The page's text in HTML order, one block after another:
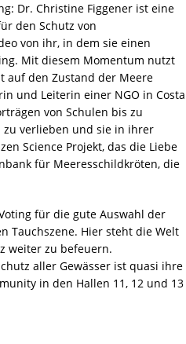
Dr. Christine Figgener ist eine
den Schutz von
von ihr, in dem sie einen
Mit diesem Momentum nutzt
auf den Zustand der Meere
und Leiterin einer NGO in Costa
von Schulen bis zu
verlieben und sie in ihrer
Science Projekt, das die Liebe
für Meeresschildkröten, die
für die gute Auswahl der
Tauchszene. Hier steht die Welt
weiter zu befeuern.
aller Gewässer ist quasi ihre
in den Hallen 11, 12 und 13